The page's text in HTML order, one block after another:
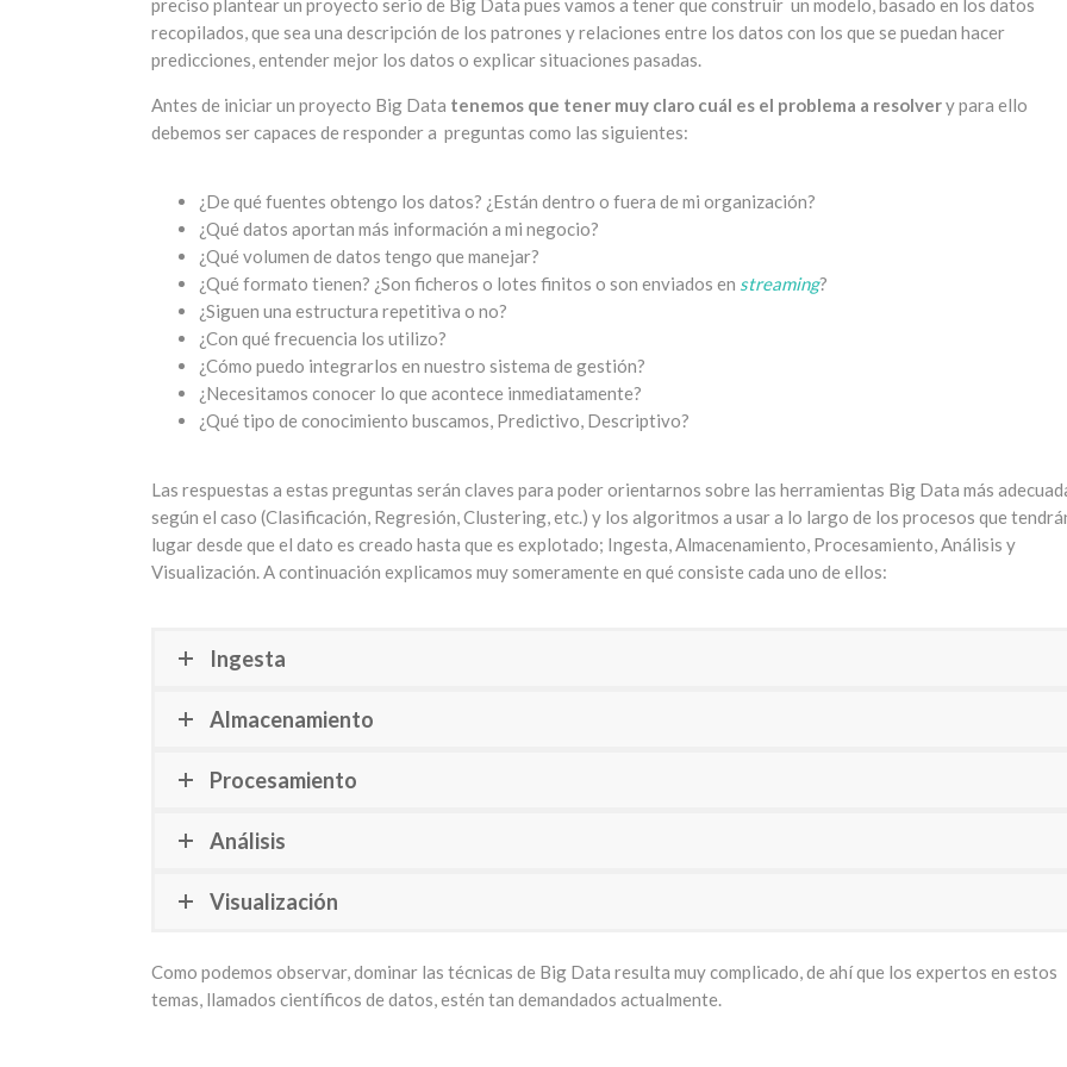
preciso plantear un proyecto serio de Big Data pues vamos a tener que construir un modelo, basado en los datos
recopilados, que sea una descripción de los patrones y relaciones entre los datos con los que se puedan hacer
predicciones, entender mejor los datos o explicar situaciones pasadas.
Antes de iniciar un proyecto Big Data tenemos que tener muy claro cuál es el problema a resolvery para ello
debemos ser capaces de responder a preguntas como las siguientes:
¿De qué fuentes obtengo los datos? ¿Están dentro o fuera de mi organización?
¿Qué datos aportan más información a mi negocio?
¿Qué volumen de datos tengo que manejar?
¿Qué formato tienen? ¿Son ficheros o lotes finitos o son enviados en streaming?
¿Siguen una estructura repetitiva o no?
¿Con qué frecuencia los utilizo?
¿Cómo puedo integrarlos en nuestro sistema de gestión?
¿Necesitamos conocer lo que acontece inmediatamente?
¿Qué tipo de conocimiento buscamos, Predictivo, Descriptivo?
Las respuestas a estas preguntas serán claves para poder orientarnos sobre las herramientas Big Data más
según el caso (Clasificación, Regresión, Clustering, etc.) y los algoritmos a usar a lo largo de los procesos que
lugar desde que el dato es creado hasta que es explotado; Ingesta, Almacenamiento, Procesamiento, Análisis y
Visualización. A continuación explicamos muy someramente en qué consiste cada uno de ellos:
Ingesta
Almacenamiento
Procesamiento
Análisis
Visualización
Como podemos observar, dominar las técnicas de Big Data resulta muy complicado, de ahí que los expertos en estos
temas, llamados científicos de datos, estén tan demandados actualmente.